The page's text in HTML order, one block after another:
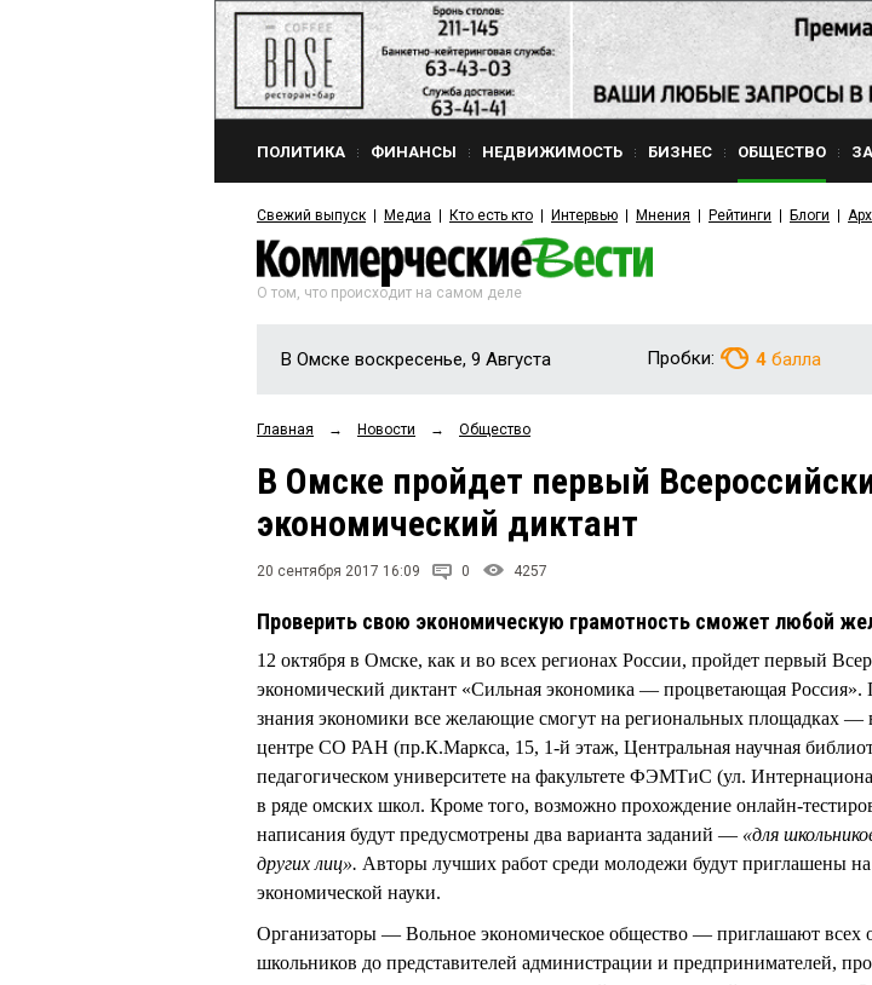
ПОЛИТИКА ФИНАНСЫ НЕДВИЖИМОСТЬ БИЗНЕС ОБЩЕСТВО
Свежий выпуск Медиа Кто есть кто Интервью Мнения Рейтинги Блоги
О том, что происходит на самом деле
В Омске воскресенье, 9 Августа Пробки: 4 балла
Главная → Новости → Общество
В Омске пройдет первый
экономический диктант
20 сентября 2017 16:09 0 4257
Проверить свою экономическую грамотность сможет любой
12 октября в Омске, как и во всех регионах России, пройдет первый
экономический диктант «Сильная экономика — процветающая Россия».
знания экономики все желающие смогут на региональных площадках
центре СО РАН (пр.К.Маркса, 15, 1-й этаж, Центральная научная
педагогическом университете на факультете ФЭМТиС (ул.
в ряде омских школ. Кроме того, возможно прохождение онлайн-
написания будут предусмотрены два варианта заданий — «для
других лиц». Авторы лучших работ среди молодежи будут приглашены
экономической науки.
Организаторы — Вольное экономическое общество — приглашают всех
школьников до представителей администрации и предпринимателей,